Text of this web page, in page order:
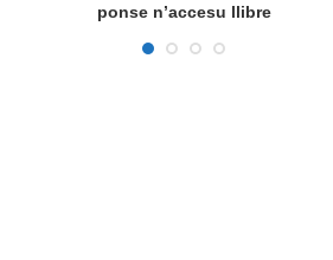
ponse n’accesu llibre